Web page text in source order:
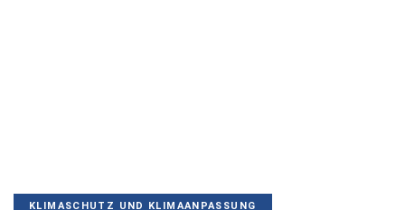
KLIMASCHUTZ UND KLIMAANPASSUNG